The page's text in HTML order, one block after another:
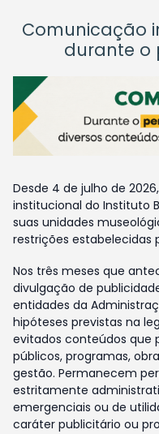
Comunicação
durante o
Desde 4 de julho de
institucional do Instituto
suas unidades
restrições estabelecidas
Nos três meses que
divulgação de
entidades da
hipóteses previstas na
evitados conteúdos que
públicos, programas,
gestão. Permanecem
estritamente
emergenciais ou de
caráter publicitário ou